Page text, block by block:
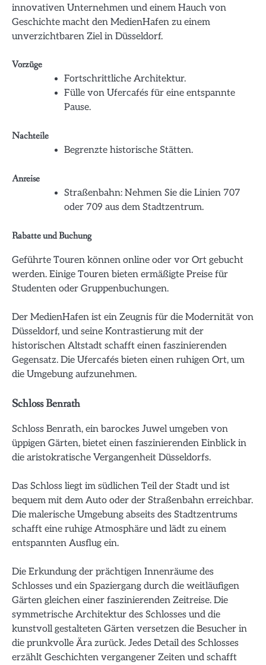
innovativen Unternehmen und einem Hauch von
Geschichte macht den MedienHafen zu einem
unverzichtbaren Ziel in Düsseldorf.
Vorzüge
Fortschrittliche Architektur.
Fülle von Ufercafés für eine entspannte
Pause.
Nachteile
Begrenzte historische Stätten.
Anreise
Straßenbahn: Nehmen Sie die Linien 707
oder 709 aus dem Stadtzentrum.
Rabatte und Buchung
Geführte Touren können online oder vor Ort gebucht
werden. Einige Touren bieten ermäßigte Preise für
Studenten oder Gruppenbuchungen.
Der MedienHafen ist ein Zeugnis für die Modernität von
Düsseldorf, und seine Kontrastierung mit der
historischen Altstadt schafft einen faszinierenden
Gegensatz. Die Ufercafés bieten einen ruhigen Ort, um
die Umgebung aufzunehmen.
Schloss Benrath
Schloss Benrath, ein barockes Juwel umgeben von
üppigen Gärten, bietet einen faszinierenden Einblick in
die aristokratische Vergangenheit Düsseldorfs.
Das Schloss liegt im südlichen Teil der Stadt und ist
bequem mit dem Auto oder der Straßenbahn erreichbar.
Die malerische Umgebung abseits des Stadtzentrums
schafft eine ruhige Atmosphäre und lädt zu einem
entspannten Ausflug ein.
Die Erkundung der prächtigen Innenräume des
Schlosses und ein Spaziergang durch die weitläufigen
Gärten gleichen einer faszinierenden Zeitreise. Die
symmetrische Architektur des Schlosses und die
kunstvoll gestalteten Gärten versetzen die Besucher in
die prunkvolle Ära zurück. Jedes Detail des Schlosses
erzählt Geschichten vergangener Zeiten und schafft